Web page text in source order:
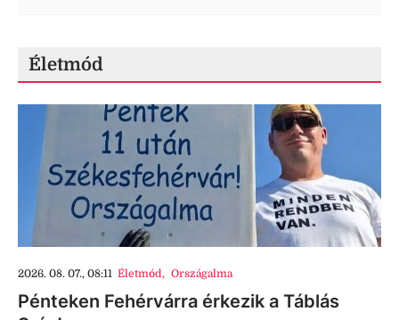
Életmód
2026. 08. 07., 08:11 Életmód, Országalma
Pénteken Fehérvárra érkezik a Táblás